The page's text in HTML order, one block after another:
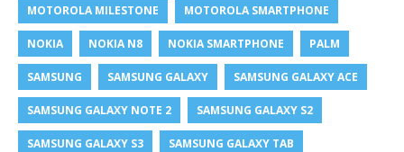
MOTOROLA MILESTONE MOTOROLA SMARTPHONE
NOKIA NOKIA N8 NOKIA SMARTPHONE PALM
SAMSUNG SAMSUNG GALAXY SAMSUNG GALAXY ACE
SAMSUNG GALAXY NOTE 2 SAMSUNG GALAXY S2
SAMSUNG GALAXY S3 SAMSUNG GALAXY TAB